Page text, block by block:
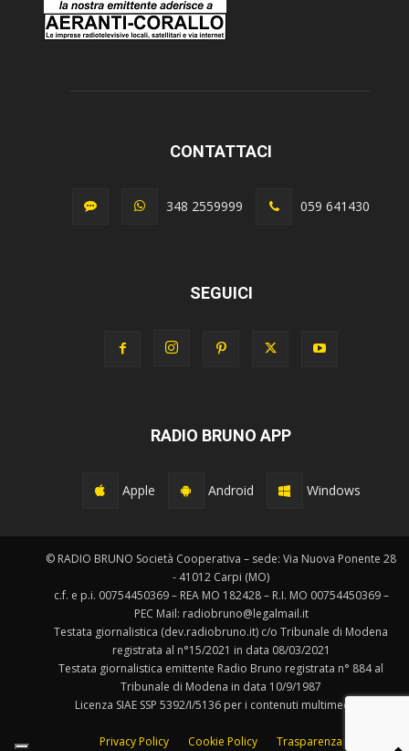
CONTATTACI
348 2559999 059 641430
SEGUICI
RADIO BRUNO APP
Apple Android Windows
© RADIO BRUNO Società Cooperativa – sede: Via Nuova Ponente 28
- 41012 Carpi (MO)
c.f. e p.i. 00754450369 – REA MO 182428 – R.I. MO 00754450369 –
PEC Mail: radiobruno@legalmail.it
Testata giornalistica (dev.radiobruno.it) c/o Tribunale di Modena
registrata al n°15/2021 in data 08/03/2021
Testata giornalistica emittente Radio Bruno registrata n° 884 al
Tribunale di Modena in data 10/9/1987
Licenza SIAE SSP 5392/I/5136 per i contenuti multimediali.
Privacy Policy Cookie Policy Trasparenza